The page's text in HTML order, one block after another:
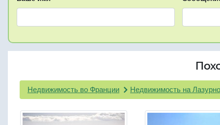
Недвижимость во Франции Недвижимость на